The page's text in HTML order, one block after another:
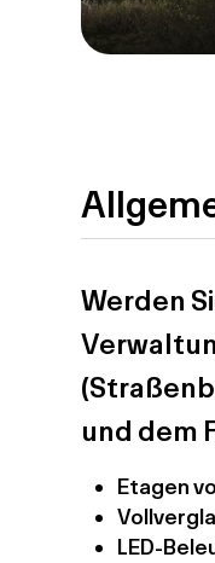
Werden
und dem
Etagen
LED-